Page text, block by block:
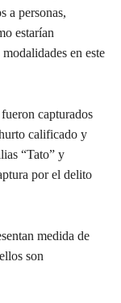
a personas,
estarían
en este
capturados
calificado y
“Tato” y
por el delito
medida de
son